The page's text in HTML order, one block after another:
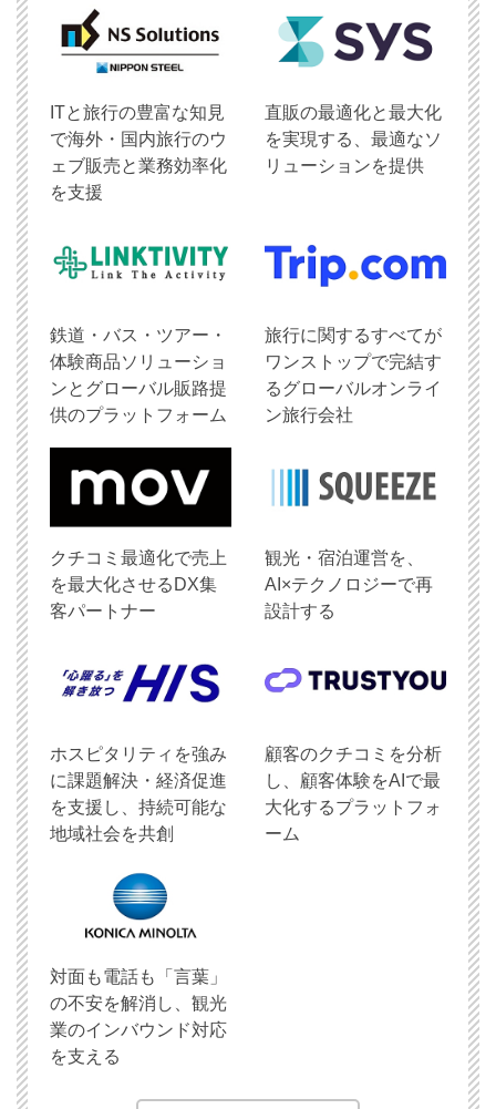
ITと旅行の豊富な知見
で海外・国内旅行のウ
ェブ販売と業務効率化
を支援
直販の最適化と最大化
を実現する、最適なソ
リューションを提供
鉄道・バス・ツアー・
体験商品ソリューショ
ンとグローバル販路提
供のプラットフォーム
旅行に関するすべてが
ワンストップで完結す
るグローバルオンライ
ン旅行会社
クチコミ最適化で売上
を最大化させるDX集
客パートナー
観光・宿泊運営を、
AI×テクノロジーで再
設計する
ホスピタリティを強み
に課題解決・経済促進
を支援し、持続可能な
地域社会を共創
顧客のクチコミを分析
し、顧客体験をAIで最
大化するプラットフォ
ーム
対面も電話も「言葉」
の不安を解消し、観光
業のインバウンド対応
を支える